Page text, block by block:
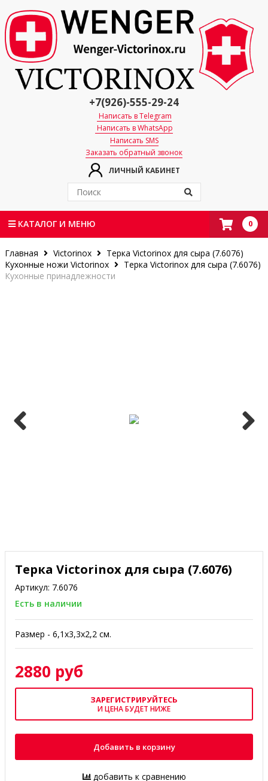
ЛИЧНЫЙ КАБИНЕТ
+7(926)-555-29-24
Написать в Telegram
Написать в WhatsApp
Написать SMS
Заказать обратный звонок
КАТАЛОГ И МЕНЮ 0
Главная Victorinox
Терка Victorinox для сыра (7.6076)
Кухонные ножи Victorinox
Терка Victorinox для сыра (7.6076)
Кухонные принадлежности
Терка Victorinox для сыра (7.6076)
Артикул: 7.6076
Есть в наличии
Размер - 6,1х3,3х2,2 см.
2880 руб
ЗАРЕГИСТРИРУЙТЕСЬ
И ЦЕНА БУДЕТ НИЖЕ
Добавить в корзину
добавить к сравнению